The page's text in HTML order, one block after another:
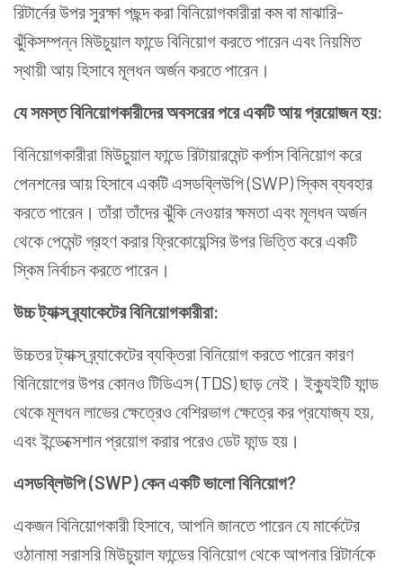
রিটার্নের উপর সুরক্ষা পছন্দ করা বিনিয়োগকারীরা কম বা মাঝারি-
ঝুঁকিসম্পন্ন মিউচুয়াল ফান্ডে বিনিয়োগ করতে পারেন এবং নিয়মিত
স্থায়ী আয় হিসাবে মূলধন অর্জন করতে পারেন।
যে সমস্ত বিনিয়োগকারীদের অবসরের পরে একটি আয় প্রয়োজন হয়:
বিনিয়োগকারীরা মিউচুয়াল ফান্ডে রিটায়ারমেন্ট কর্পাস বিনিয়োগ করে
পেনশনের আয় হিসাবে একটি এসডব্লিউপি (SWP) স্কিম ব্যবহার
করতে পারেন। তাঁরা তাঁদের ঝুঁকি নেওয়ার ক্ষমতা এবং মূলধন অর্জন
থেকে পেমেন্ট গ্রহণ করার ফ্রিকোয়েন্সির উপর ভিত্তি করে একটি
স্কিম নির্বাচন করতে পারেন।
উচ্চ ট্যাক্স ব্র্যাকেটের বিনিয়োগকারীরা:
উচ্চতর ট্যাক্স ব্র্যাকেটের ব্যক্তিরা বিনিয়োগ করতে পারেন কারণ
বিনিয়োগের উপর কোনও টিডিএস (TDS) ছাড় নেই।ইক্যুইটি ফান্ড
থেকে মূলধন লাভের ক্ষেত্রেও বেশিরভাগ ক্ষেত্রে কর প্রযোজ্য হয়,
এবং ইন্ডেক্সেশান প্রয়োগ করার পরেও ডেট ফান্ডহয়।
এসডব্লিউপি (SWP) কেন একটি ভালো বিনিয়োগ?
একজন বিনিয়োগকারী হিসাবে, আপনি জানতে পারেন যে মার্কেটের
ওঠানামা সরাসরি মিউচুয়াল ফান্ডের বিনিয়োগ থেকে আপনার রিটার্নকে